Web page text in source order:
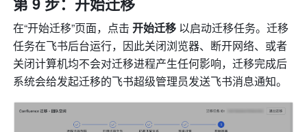
在“开始迁移”页面，点击 开始迁移 以启动迁移任务。迁移
任务在飞书后台运行，因此关闭浏览器、断开网络、或者
关闭计算机均不会对迁移进程产生任何影响，迁移完成后
系统会给发起迁移的飞书超级管理员发送飞书消息通知。